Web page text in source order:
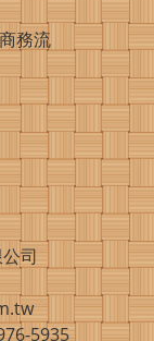
務流
司
5935